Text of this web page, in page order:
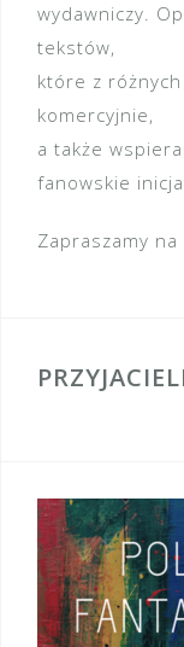
wydawniczy.
tekstów,
które z
komercyjnie,
a także
fanowskie
Zapraszamy na